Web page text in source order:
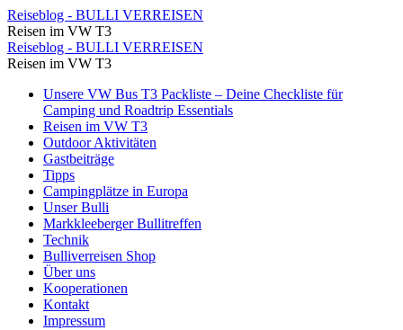
Stadtbesichtigung
mit
Baby
Trage
und
Kind
der
Hand.
Reiseblog
Reiseblog - BULLI VERREISEN
Reisen im VW T3
Stadtbesichtigung
mit
Baby
der
Trage
und
Kind
der
Hand.
Reiseblog - BULLI VERREISEN
Reisen im VW T3
Skip
content
Unsere VW Bus T3 Packliste – Deine Checkliste für
Camping und Roadtrip Essentials
Reisen im VW T3
Outdoor Aktivitäten
Gastbeiträge
Tipps
Campingplätze in Europa
Unser Bulli
Markkleeberger Bullitreffen
Technik
Bulliverreisen Shop
Über uns
Kooperationen
Kontakt
Impressum